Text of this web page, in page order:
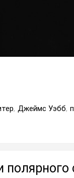
, Джеймс Уэбб,